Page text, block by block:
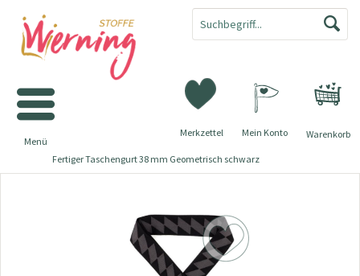
Warenkorb
Merkzettel Mein Konto
Menü
Fertiger Taschengurt 38 mm Geometrisch schwarz